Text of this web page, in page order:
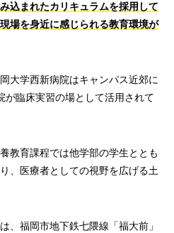
込まれたカリキュラムを採用して
場を身近に感じられる教育環境が
大学西新病院はキャンパス近郊に
が臨床実習の場として活用されて
教育課程では他学部の学生ととも
、医療者としての視野を広げる土
、福岡市地下鉄七隈線「福大前」